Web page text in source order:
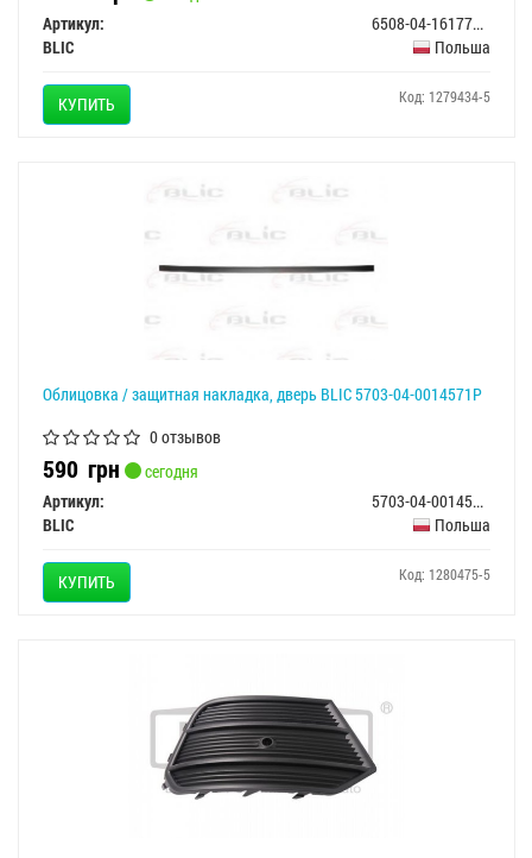
Артикул:
6508-04-1617701P
BLIC
Польша
КУПИТЬ Код: 1279434-5
Облицовка / защитная накладка, дверь BLIC 5703-04-0014571P
0 отзывов
590 грн
сегодня
Артикул:
5703-04-0014571P
BLIC
Польша
КУПИТЬ Код: 1280475-5